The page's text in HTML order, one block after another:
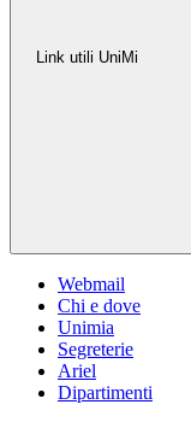
Link utili UniMi
Webmail
Chi e dove
Unimia
Segreterie
Ariel
Dipartimenti